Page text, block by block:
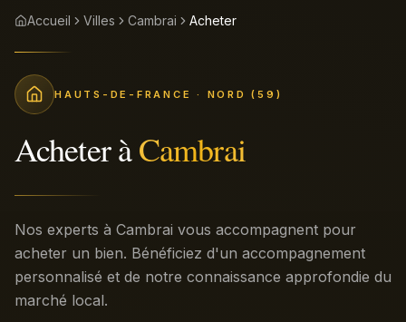
Accueil Villes Cambrai Acheter
HAUTS-DE-FRANCE · NORD (59)
AcheteràCambrai
Nos experts à Cambrai vous accompagnent pour
acheter un bien. Bénéficiez d'un accompagnement
personnalisé et de notre connaissance approfondie du
marché local.